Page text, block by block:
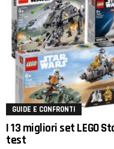
GUIDE E CONFRONTI
I 13 migliori set LEGO
test